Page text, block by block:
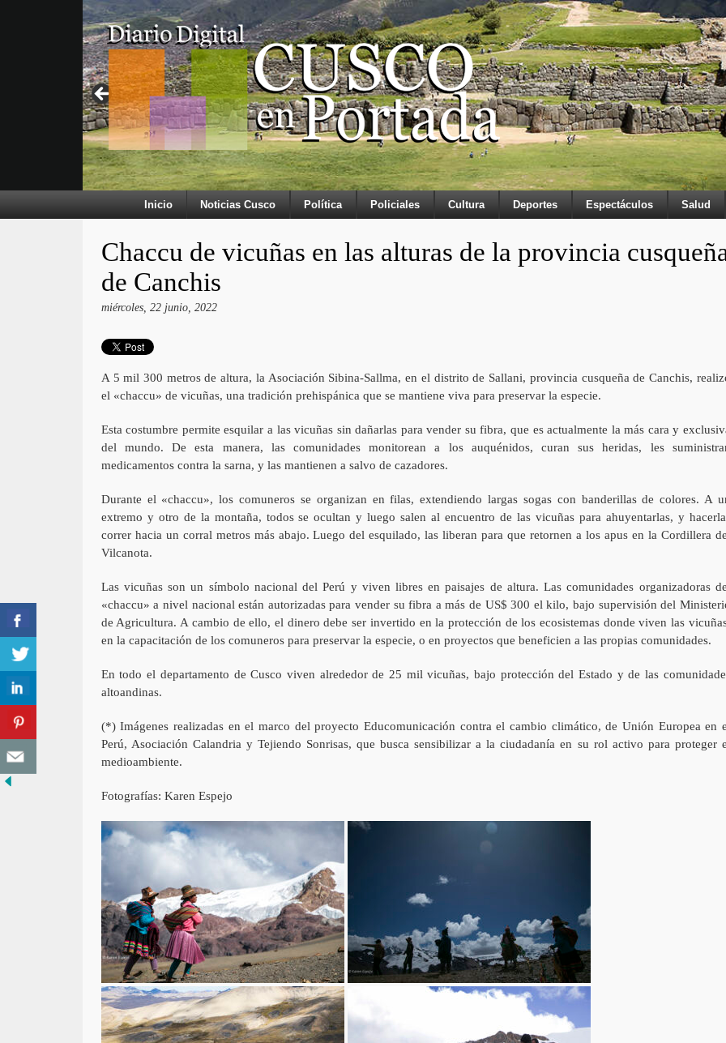
Inicio Noticias Cusco Política Policiales Cultura Deportes Espectáculos Salud
Chaccu de vicuñas en las alturas de la provincia
de Canchis
miércoles, 22 junio, 2022
A 5 mil 300 metros de altura, la Asociación Sibina-Sallma, en el distrito de Sallani, provincia cusqueña de Canchis,
el «chaccu» de vicuñas, una tradición prehispánica que se mantiene viva para preservar la especie.
Esta costumbre permite esquilar a las vicuñas sin dañarlas para vender su fibra, que es actualmente la más cara y
del mundo. De esta manera, las comunidades monitorean a los auquénidos, curan sus heridas, les
medicamentos contra la sarna, y las mantienen a salvo de cazadores.
Durante el «chaccu», los comuneros se organizan en filas, extendiendo largas sogas con banderillas de colores. A
extremo y otro de la montaña, todos se ocultan y luego salen al encuentro de las vicuñas para ahuyentarlas, y
correr hacia un corral metros más abajo. Luego del esquilado, las liberan para que retornen a los apus en la Cordillera
Vilcanota.
Las vicuñas son un símbolo nacional del Perú y viven libres en paisajes de altura. Las comunidades organizadoras
«chaccu» a nivel nacional están autorizadas para vender su fibra a más de US$ 300 el kilo, bajo supervisión del
de Agricultura. A cambio de ello, el dinero debe ser invertido en la protección de los ecosistemas donde viven las
en la capacitación de los comuneros para preservar la especie, o en proyectos que beneficien a las propias comunidades.
En todo el departamento de Cusco viven alrededor de 25 mil vicuñas, bajo protección del Estado y de las
altoandinas.
(*) Imágenes realizadas en el marco del proyecto Educomunicación contra el cambio climático, de Unión Europea en
Perú, Asociación Calandria y Tejiendo Sonrisas, que busca sensibilizar a la ciudadanía en su rol activo para proteger
medioambiente.
Fotografías: Karen Espejo